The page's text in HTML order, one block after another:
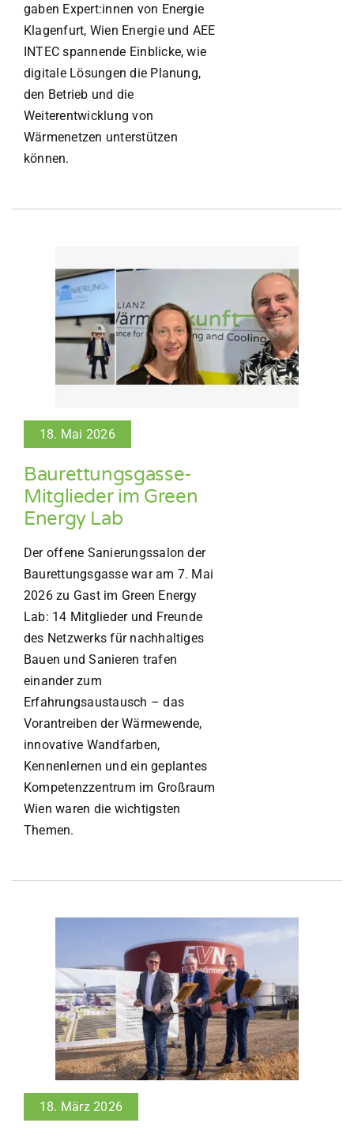
gaben Expert:innen von Energie
Klagenfurt, Wien Energie und AEE
INTEC spannende Einblicke, wie
digitale Lösungen die Planung,
den Betrieb und die
Weiterentwicklung von
Wärmenetzen unterstützen
können.
18. Mai 2026
Baurettungsgasse-
Mitglieder im Green
Energy Lab
Der offene Sanierungssalon der
Baurettungsgasse war am 7. Mai
2026 zu Gast im Green Energy
Lab: 14 Mitglieder und Freunde
des Netzwerks für nachhaltiges
Bauen und Sanieren trafen
einander zum
Erfahrungsaustausch – das
Vorantreiben der Wärmewende,
innovative Wandfarben,
Kennenlernen und ein geplantes
Kompetenzzentrum im Großraum
Wien waren die wichtigsten
Themen.
18. März 2026